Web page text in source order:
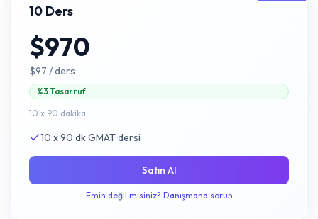
10 Ders
$970
$97 / ders
%3 Tasarruf
10 x 90 dakika
10 x 90 dk GMAT dersi
Satın Al
Emin değil misiniz? Danışmana sorun